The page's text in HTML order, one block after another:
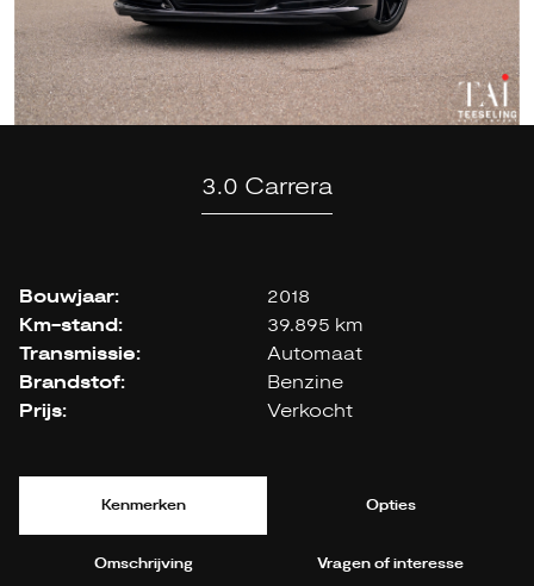
3.0 Carrera
Bouwjaar: 2018
Km-stand: 39.895 km
Transmissie: Automaat
Brandstof: Benzine
Prijs: Verkocht
Kenmerken Opties
Omschrijving Vragen of interesse